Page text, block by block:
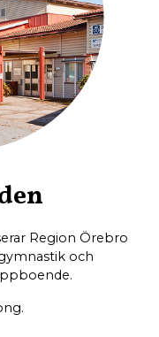
Region Örebro
och